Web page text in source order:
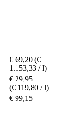
€ 69,20 (€
1.153,33 / l)
€ 29,95
(€ 119,80 / l)
€ 99,15